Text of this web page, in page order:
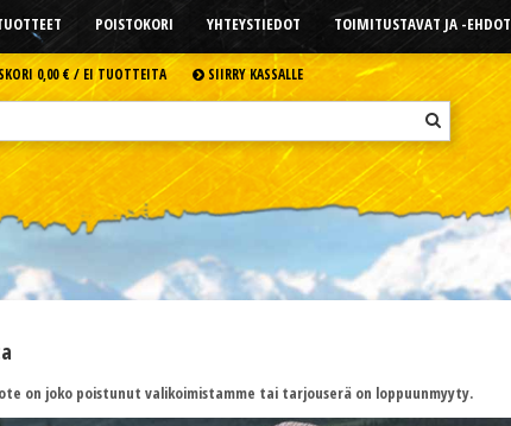
POISTOKORI YHTEYSTIEDOT TOIMITUSTAVAT JA -EHDOT
0,00 € /EI TUOTTEITA SIIRRY KASSALLE
on joko poistunut valikoimistamme tai tarjouserä on loppuunmyyty.